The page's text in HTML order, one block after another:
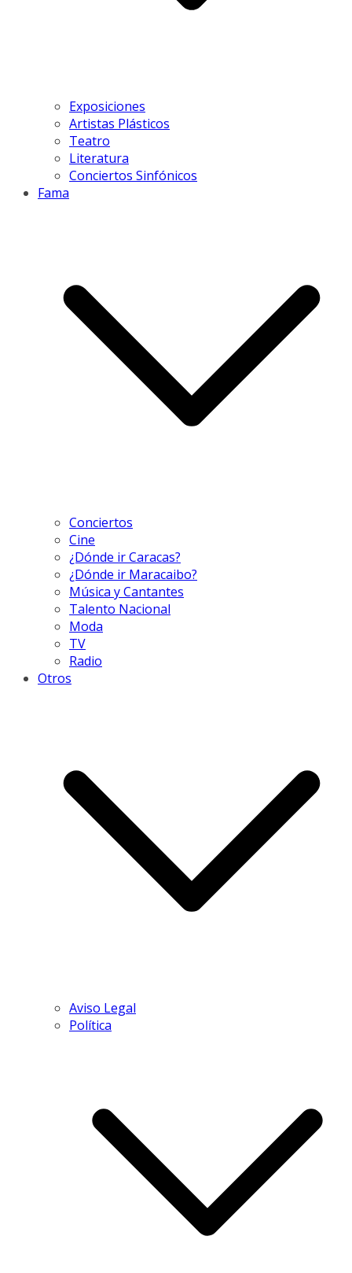
Exposiciones
Artistas Plásticos
Teatro
Literatura
Conciertos Sinfónicos
Fama
Conciertos
Cine
¿Dónde ir Caracas?
¿Dónde ir Maracaibo?
Música y Cantantes
Talento Nacional
Moda
TV
Radio
Otros
Aviso Legal
Política